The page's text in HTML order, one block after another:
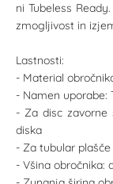
ni Tubeless
zmogljivost in
Lastnosti:
- Material
- Namen uporabe:
- Za disc
diska
- Za tubular plašče
- Všina obročnika: